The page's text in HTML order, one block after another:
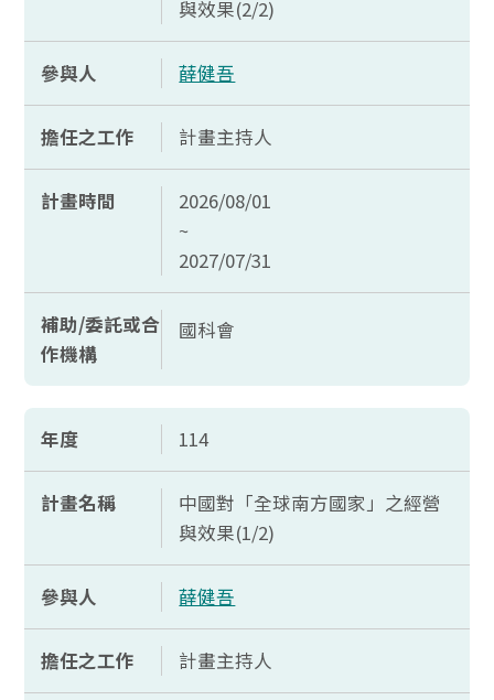
與效果(2/2)
參與人 薛健吾
擔任之工作 計畫主持人
計畫時間
2026/08/01
~
2027/07/31
補助/委託或合
作機構
國科會
年度 114
計畫名稱
中國對「全球南方國家」之經營
與效果(1/2)
參與人 薛健吾
擔任之工作 計畫主持人